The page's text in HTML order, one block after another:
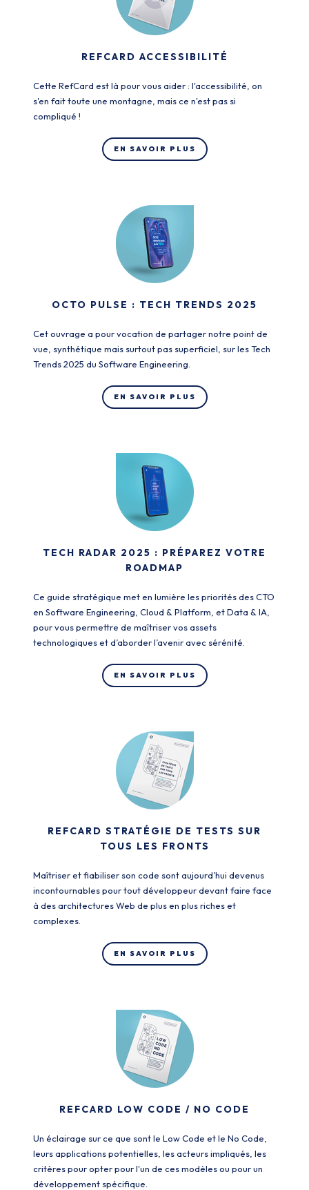
REFCARD ACCESSIBILITÉ
Cette RefCard est là pour vous aider : l'accessibilité, on
s'en fait toute une montagne, mais ce n'est pas si
compliqué !
EN SAVOIR PLUS
OCTO PULSE : TECH TRENDS 2025
Cet ouvrage a pour vocation de partager notre point de
vue, synthétique mais surtout pas superficiel, sur les Tech
Trends 2025 du Software Engineering.
EN SAVOIR PLUS
TECH RADAR 2025 : PRÉPAREZ VOTRE
ROADMAP
Ce guide stratégique met en lumière les priorités des CTO
en Software Engineering, Cloud & Platform, et Data & IA,
pour vous permettre de maîtriser vos assets
technologiques et d’aborder l’avenir avec sérénité.
EN SAVOIR PLUS
REFCARD STRATÉGIE DE TESTS SUR
TOUS LES FRONTS
Maîtriser et fiabiliser son code sont aujourd’hui devenus
incontournables pour tout développeur devant faire face
à des architectures Web de plus en plus riches et
complexes.
EN SAVOIR PLUS
REFCARD LOW CODE / NO CODE
Un éclairage sur ce que sont le Low Code et le No Code,
leurs applications potentielles, les acteurs impliqués, les
critères pour opter pour l'un de ces modèles ou pour un
développement spécifique.